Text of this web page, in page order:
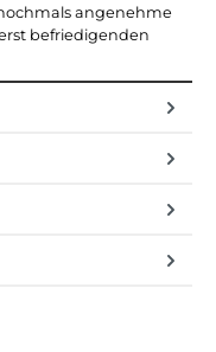
angenehme
befriedigenden